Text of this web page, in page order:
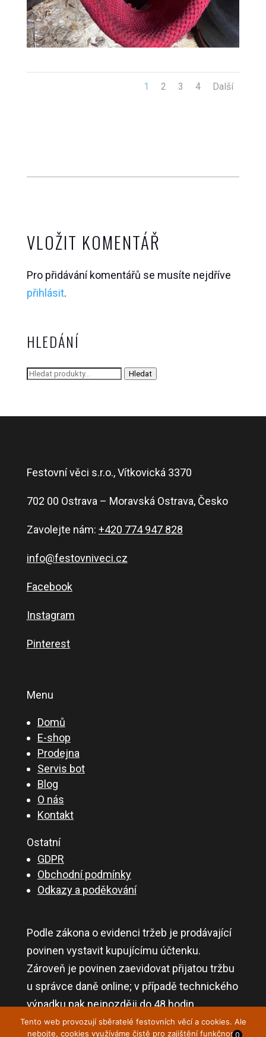
1 2 3 4 Další
VLOŽIT KOMENTÁŘ
Pro přidávání komentářů se musíte nejdříve
přihlásit.
HLEDÁNÍ
Hledat: Hledat
Festovní věci s.r.o., Vítkovická 3370
702 00 Ostrava – Moravská Ostrava, Česko
Zavolejte nám: +420 774 947 828
info@festovniveci.cz
Facebook
Instagram
Pinterest
Menu
Domů
E-shop
Prodejna
Servis bot
Blog
O nás
Kontakt
Ostatní
GDPR
Obchodní podmínky
Odkazy a poděkování
Podle zákona o evidenci tržeb je prodávající
povinen vystavit kupujícímu účtenku.
Zároveň je povinen zaevidovat přijatou tržbu
u správce daně online; v případě technického
výpadku pak nejpozději do 48 hodin.
0
Tento web provozují sběratelé festovních věcí a cookies. Ale
nebojte, cookies využíváme čistě pro zajištění funkčnosti